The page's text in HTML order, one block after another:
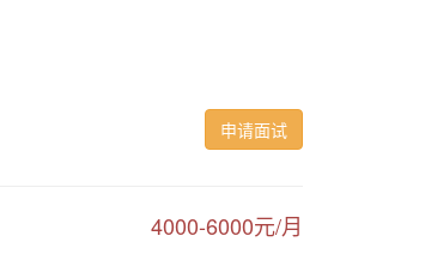
申请面试
4000-6000元/月